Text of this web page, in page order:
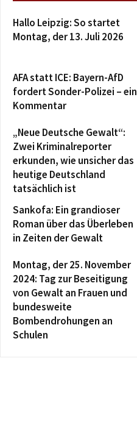
Hallo Leipzig: So startet
Montag, der 13. Juli 2026
AFA statt ICE: Bayern-AfD
fordert Sonder-Polizei – ein
Kommentar
„Neue Deutsche Gewalt“:
Zwei Kriminalreporter
erkunden, wie unsicher das
heutige Deutschland
tatsächlich ist
Sankofa: Ein grandioser
Roman über das Überleben
in Zeiten der Gewalt
Montag, der 25. November
2024: Tag zur Beseitigung
von Gewalt an Frauen und
bundesweite
Bombendrohungen an
Schulen